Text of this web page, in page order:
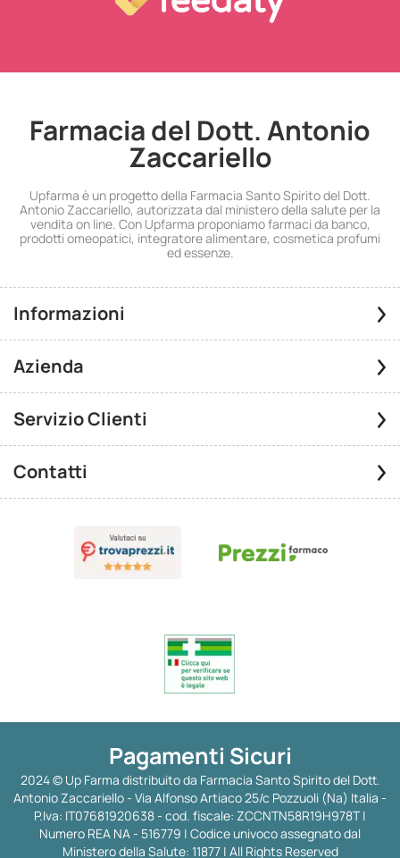
Farmacia del Dott. Antonio
Zaccariello
Upfarma è un progetto della Farmacia Santo Spirito del Dott.
Antonio Zaccariello, autorizzata dal ministero della salute per la
vendita on line. Con Upfarma proponiamo farmaci da banco,
prodotti omeopatici, integratore alimentare, cosmetica profumi
ed essenze.
Informazioni
Azienda
Servizio Clienti
Contatti
Pagamenti Sicuri
2024 © Up Farma distribuito da Farmacia Santo Spirito del Dott.
Antonio Zaccariello - Via Alfonso Artiaco 25/c Pozzuoli (Na) Italia -
P.Iva: IT07681920638 - cod. fiscale: ZCCNTN58R19H978T |
Numero REA NA - 516779 | Codice univoco assegnato dal
Ministero della Salute: 11877 | All Rights Reserved